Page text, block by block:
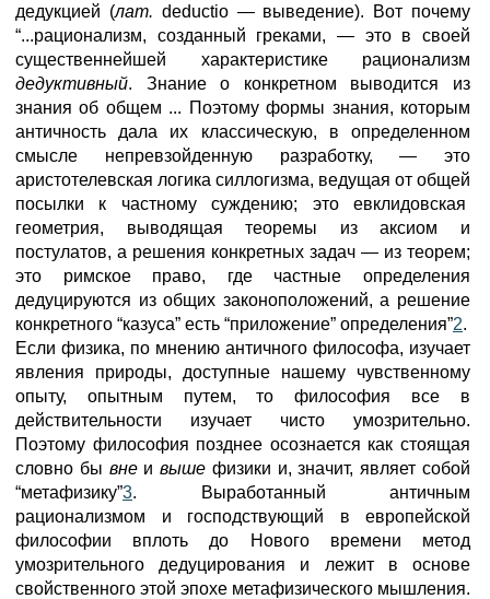
дедукцией (лат. deductio — выведение). Вот почему
“...рационализм, созданный греками, — это в своей
существеннейшей характеристике рационализм
дедуктивный. Знание о конкретном выводится из
знания об общем ... Поэтому формы знания, которым
античность дала их классическую, в определенном
смысле непревзойденную разработку, — это
аристотелевская логика силлогизма, ведущая от общей
посылки к частному суждению; это евклидовская
геометрия, выводящая теоремы из аксиом и
постулатов, а решения конкретных задач — из теорем;
это римское право, где частные определения
дедуцируются из общих законоположений, а решение
конкретного “казуса” есть “приложение” определения”2.
Если физика, по мнению античного философа, изучает
явления природы, доступные нашему чувственному
опыту, опытным путем, то философия все в
действительности изучает чисто умозрительно.
Поэтому философия позднее осознается как стоящая
словно бы внеивыше физики и, значит, являет собой
“метафизику”3. Выработанный античным
рационализмом и господствующий в европейской
философии вплоть до Нового времени метод
умозрительного дедуцирования и лежит в основе
свойственного этой эпохе метафизического мышления.